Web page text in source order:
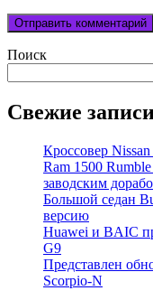
Поиск
Свежие
Кроссовер
Ram 1500 Rumble
заводским
Большой седан
версию
Huawei и BAIC
G9
Представлен
Scorpio-N